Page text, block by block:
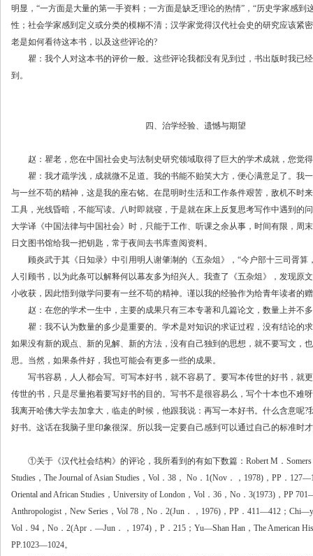
明显，“一方面是大量的第一手资料；一方面是缺乏理论的热情”，“历史学家感
性；社会学家感到定义或分类的模糊不清；汉学家觉得汉代社会史的研究应该紧
老是如何看待这本书，以及这些评论的?
瞿：我个人对这本书的评价一般。这些评论我都没有见到过，书出版时我已
到。
四、治学经验、遗憾与期望
赵：瞿老，您在中国社会史与法制史研究领域取得了巨大的学术成就，您觉
瞿：我才疏学浅，成就微不足道。我的书能不贻笑大方，便心满意足了。我一
与一丝不苟的精神，这是我的座右铭。在昆明时生活和工作条件艰苦，敌机不时
工具，光线昏暗，不能写读。八时即就寝，于是就在床上反复思考写作中遇到的
大学译《中国法律与中国社会》时，只能于工作、听课之余从事，时间有限，周
日文图书馆给我一把钥匙，常于夜间去书库查阅资料。
顾炎武于其《日知录》中引用明人谢肇淛的《五杂俎》，“今户部十三司胥算
人引顾书，以为此条可以解释何以幕友多为绍兴人。我查了《五杂俎》，发现原
小收获，因此悟到做学问要有一丝不苟的精神。谨以我的经验作为给青年读者的
赵：在您的学术一生中，主要的成果只有三本专著和几篇论文，数量上并不
瞿：我不认为数量的多少是重要的。学术是对知识的求证过程，没有结论的
如果没有新的观点、新的见解、新的方法，没有自己独到的思想，就不要写文，
思。当然，如果条件好，我也可能会有更多一些的成果。
写书容易，人人都会写。可写本好书，就不容易了。要写本传世的好书，就
传世的书，只是尽量抱着要写好书的目的。写书不是很容易么，写个十本也不难
我离开哈佛大学去加拿大，临走的时候，他跟我说：再写一本好书。什么含意呢
好书。这话在我脑子里印象很深。所以我一定要自己感到可以通过自己的标准时
①关于《汉代社会结构》的评论，我所看到的有如下数篇：Robert M．Somers：
Studies，The Journal of Asian Studies，Vol．38， No．1(Nov．，1978)，PP．
Oriental and African Studies，University of London，Vol．36，No．3(1973)，PP
Anthropologist，New Series，Vol 78，No．2(Jun．，1976)，PP．411—412；
Vol．94，No．2(Apr．—Jun．，1974)，P．215；Yu—Shan Han，The American
PP.1023—1024。